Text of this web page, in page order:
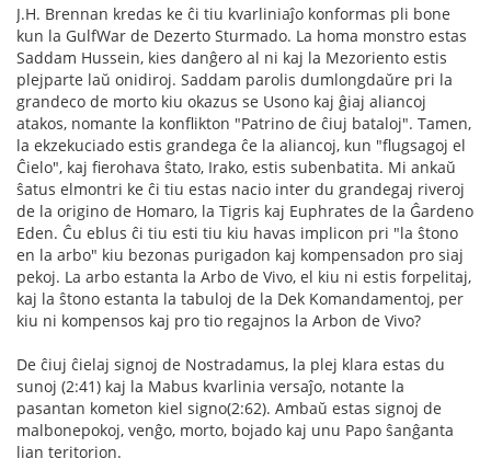
J.H. Brennan kredas ke ĉi tiu kvarliniaĵo konformas pli bone
kun la GulfWar de Dezerto Sturmado. La homa monstro estas
Saddam Hussein, kies danĝero al ni kaj la Mezoriento estis
plejparte laŭ onidiroj. Saddam parolis dumlongdaŭre pri la
grandeco de morto kiu okazus se Usono kaj ĝiaj aliancoj
atakos, nomante la konflikton "Patrino de ĉiuj bataloj". Tamen,
la ekzekuciado estis grandega ĉe la aliancoj, kun "flugsagoj el
Ĉielo", kaj fierohava ŝtato, Irako, estis subenbatita. Mi ankaŭ
ŝatus elmontri ke ĉi tiu estas nacio inter du grandegaj riveroj
de la origino de Homaro, la Tigris kaj Euphrates de la Ĝardeno
Eden. Ĉu eblus ĉi tiu esti tiu kiu havas implicon pri "la ŝtono
en la arbo" kiu bezonas purigadon kaj kompensadon pro siaj
pekoj. La arbo estanta la Arbo de Vivo, el kiu ni estis forpelitaj,
kaj la ŝtono estanta la tabuloj de la Dek Komandamentoj, per
kiu ni kompensos kaj pro tio regajnos la Arbon de Vivo?
De ĉiuj ĉielaj signoj de Nostradamus, la plej klara estas du
sunoj (2:41) kaj la Mabus kvarlinia versaĵo, notante la
pasantan kometon kiel signo(2:62). Ambaŭ estas signoj de
malbonepokoj, venĝo, morto, bojado kaj unu Papo ŝanĝanta
lian teritorion.